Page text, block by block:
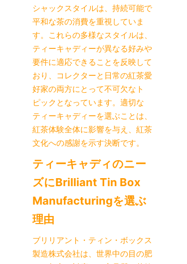
シャックスタイルは、持続可能で
平和な茶の消費を重視していま
す。これらの多様なスタイルは、
ティーキャディーが異なる好みや
要件に適応できることを反映して
おり、コレクターと日常の紅茶愛
好家の両方にとって不可欠なト
ピックとなっています。適切な
ティーキャディーを選ぶことは、
紅茶体験全体に影響を与え、紅茶
文化への感謝を示す決断です。
ティーキャディのニー
ズにBrilliant Tin Box
Manufacturingを選ぶ
ブリリアント・ティン・ボックス
製造株式会社は、世界中の目の肥